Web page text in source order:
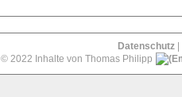
Datenschutz|
© 2022 Inhalte von Thomas Philipp